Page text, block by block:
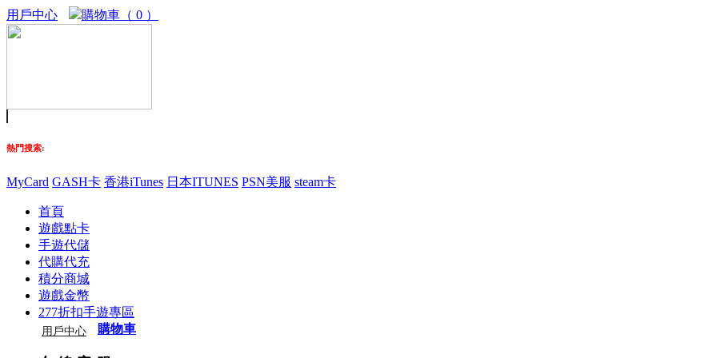
用戶中心 購物車（ 0 ）
熱門搜索:
MyCard GASH卡 香港iTunes 日本ITUNES PSN美服 steam卡
首頁
遊戲點卡
手遊代儲
代購代充
積分商城
遊戲金幣
277折扣手遊專區
用戶中心 購物車